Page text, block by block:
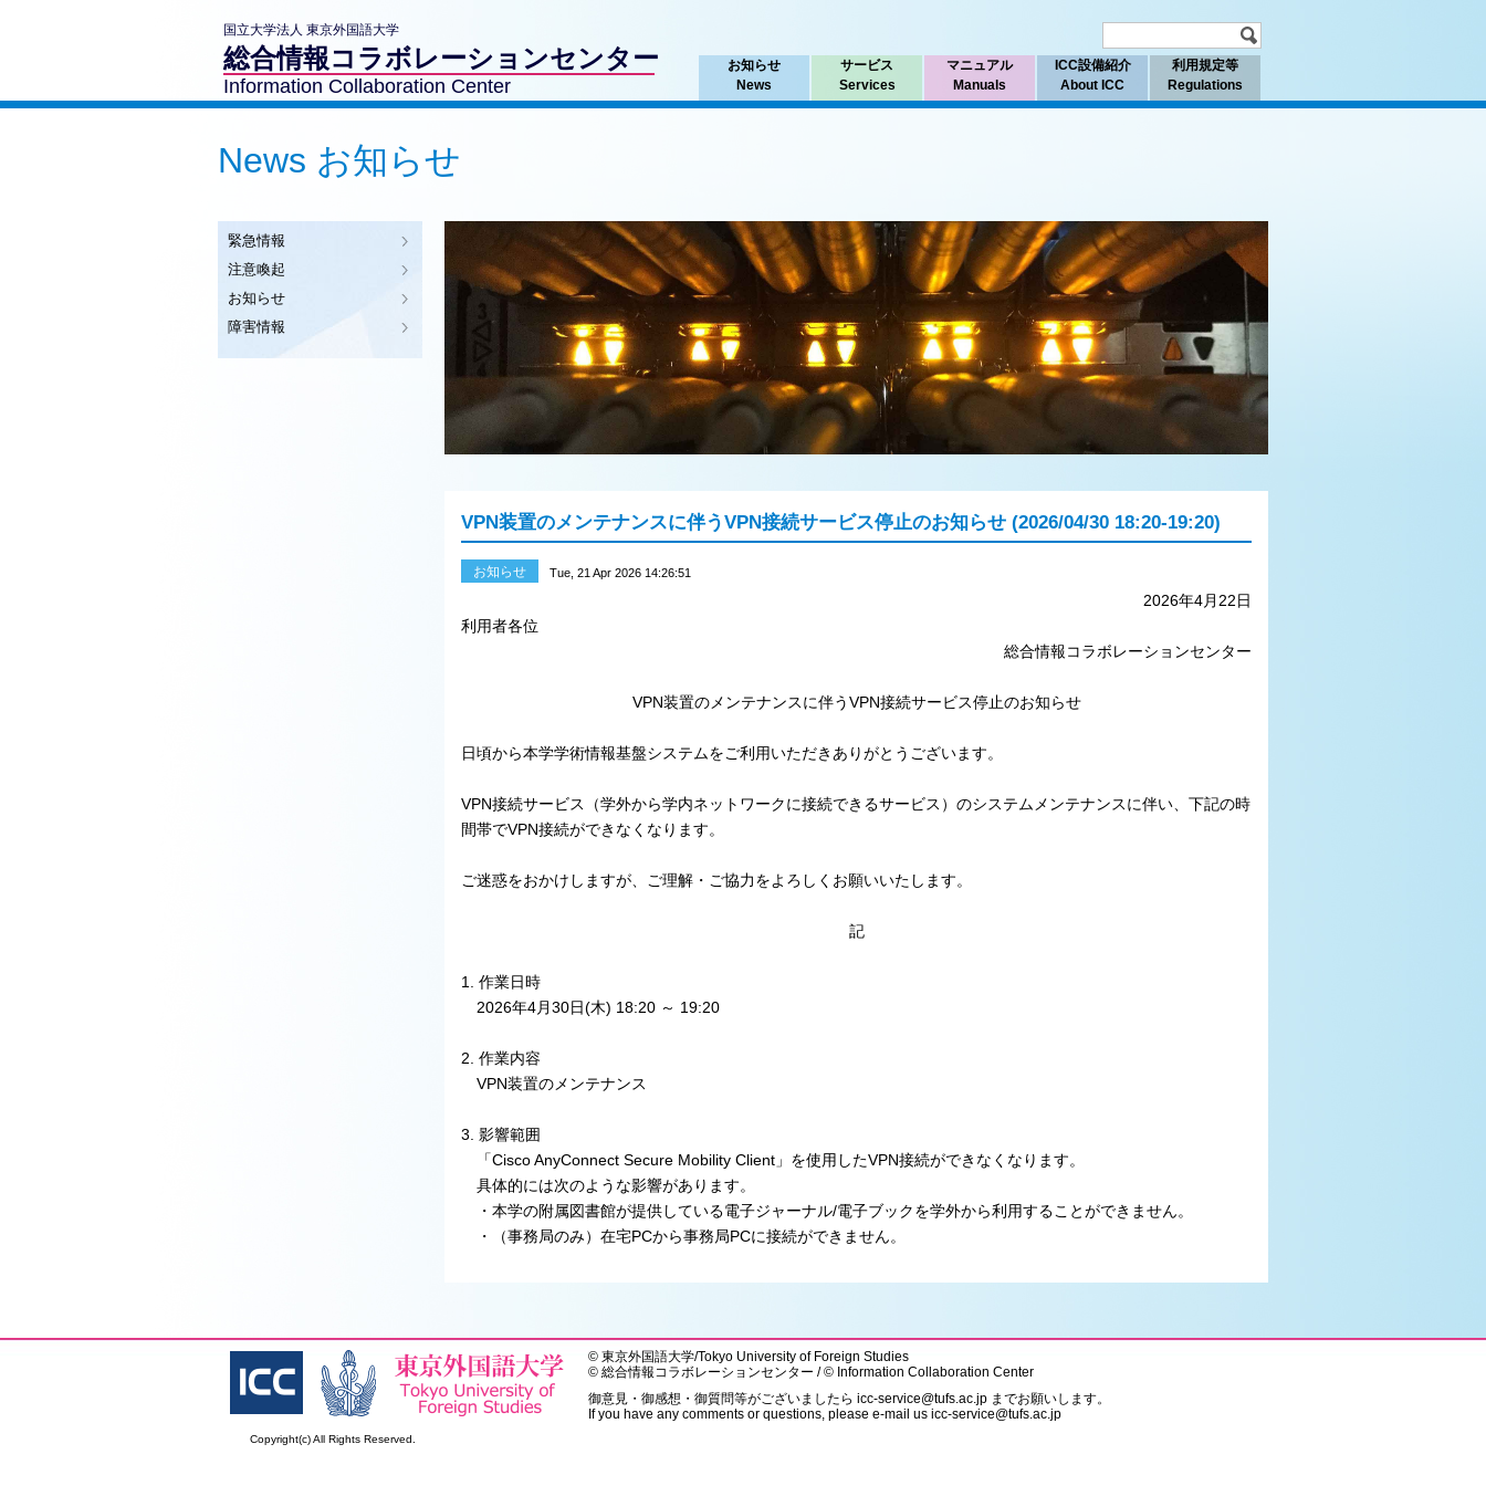
国立大学法人 東京外国語大学
総合情報コラボレーションセンター
Information Collaboration Center
お知らせ
News
サービス
Services
マニュアル
Manuals
ICC設備紹介
About ICC
利用規定等
Regulations
News お知らせ
VPN装置のメンテナンスに伴うVPN接続サービス停止のお知らせ (2026/04/30 18:20-19:20)
お知らせ Tue, 21 Apr 2026 14:26:51
2026年4月22日
利用者各位
総合情報コラボレーションセンター
VPN装置のメンテナンスに伴うVPN接続サービス停止のお知らせ
日頃から本学学術情報基盤システムをご利用いただきありがとうございます。
VPN接続サービス（学外から学内ネットワークに接続できるサービス）のシステムメンテナンスに伴い、下記の時
間帯でVPN接続ができなくなります。
ご迷惑をおかけしますが、ご理解・ご協力をよろしくお願いいたします。
記
1. 作業日時
2026年4月30日(木) 18:20 ～ 19:20
2. 作業内容
VPN装置のメンテナンス
3. 影響範囲
「Cisco AnyConnect Secure Mobility Client」を使用したVPN接続ができなくなります。
具体的には次のような影響があります。
・本学の附属図書館が提供している電子ジャーナル/電子ブックを学外から利用することができません。
・（事務局のみ）在宅PCから事務局PCに接続ができません。
緊急情報
注意喚起
お知らせ
障害情報
© 東京外国語大学/Tokyo University of Foreign Studies
© 総合情報コラボレーションセンター / © Information Collaboration Center
御意見・御感想・御質問等がございましたら icc-service@tufs.ac.jp までお願いします。
If you have any comments or questions, please e-mail us icc-service@tufs.ac.jp
Copyright(c) All Rights Reserved.